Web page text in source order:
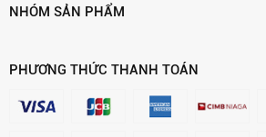
NHÓM SẢN PHẨM
PHƯƠNG THỨC THANH TOÁN